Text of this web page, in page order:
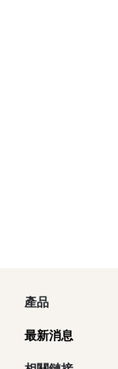
產品
最新消息